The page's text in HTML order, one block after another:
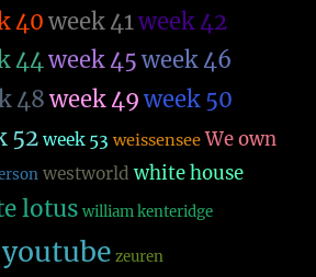
40 week 41week 42
44week 45 week 46
48 week 49 week 50
52 week 53 weissensee We own
westworld white house
lotus william kenteridge
youtube zeuren